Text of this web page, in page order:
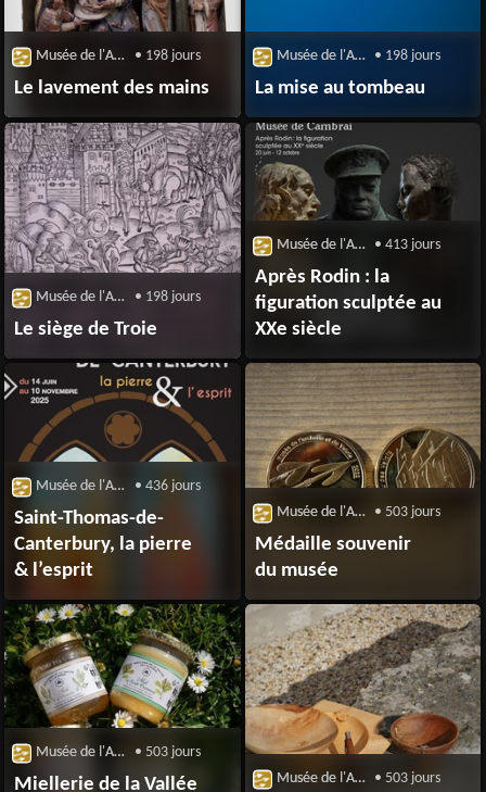
Musée de l'Archerie et du Valois • 198 jours
Le lavement des mains
Musée de l'Archerie et du Valois • 198 jours
La mise au tombeau
Musée de l'Archerie et du Valois • 198 jours
Le siège de Troie
Musée de l'Archerie et du Valois • 413 jours
Après Rodin : la
figuration sculptée au
XXe siècle
Musée de l'Archerie et du Valois • 436 jours
Saint-Thomas-de-
Canterbury, la pierre
& l’esprit
Musée de l'Archerie et du Valois • 503 jours
Médaille souvenir
du musée
Musée de l'Archerie et du Valois • 503 jours
Miellerie de la Vallée Musée de l'Archerie et du Valois • 503 jours